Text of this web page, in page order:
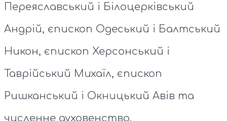
Переяславський і Білоцерківський
Андрій, єпископ Одеський і Балтський
Никон, єпископ Херсонський і
Таврійський Михаїл, єпископ
Ришканський і Окницький Авів та
численне духовенство.